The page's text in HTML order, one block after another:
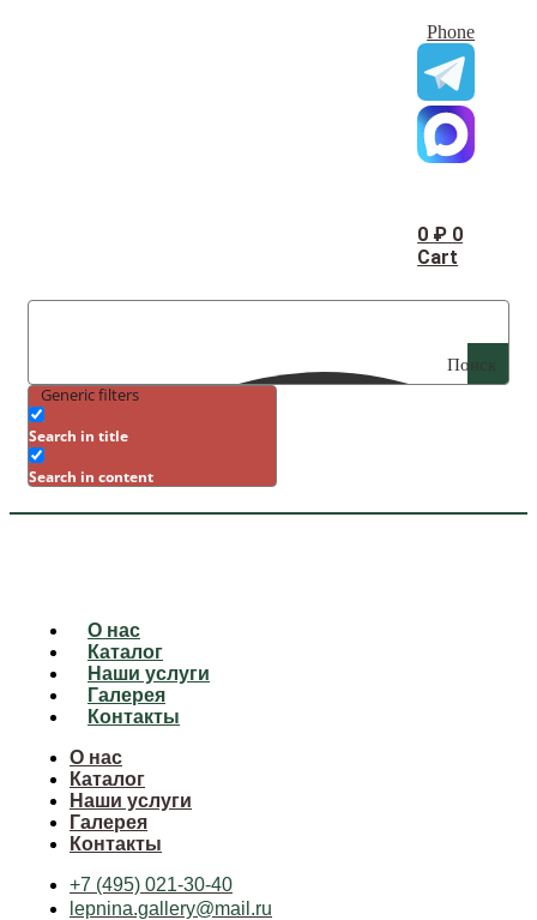
Phone
0 ₽ 0
Cart
Поиск
Generic filters
Search in title
Search in content
О нас
Каталог
Наши услуги
Галерея
Контакты
О нас
Каталог
Наши услуги
Галерея
Контакты
+7 (495) 021-30-40
lepnina.gallery@mail.ru